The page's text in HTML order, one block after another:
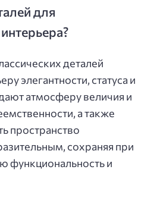
для
деталей
элегантности, статуса и
атмосферу величия и
а также
пространство
сохраняя при
функциональность и